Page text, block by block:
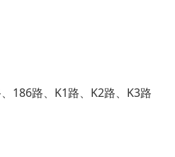
186路、K1路、K2路、K3路